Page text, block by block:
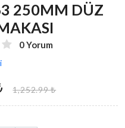
250MM DÜZ
0 Yorum
1,252.99 ₺